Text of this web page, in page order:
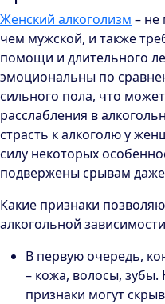
Женский алкоголизм – не
чем мужской, и также
помощи и длительного
эмоциональны по
сильного пола, что
расслабления в
страсть к алкоголю у
силу некоторых
подвержены срывам
Какие признаки
алкогольной
В первую очередь,
– кожа, волосы,
признаки могут